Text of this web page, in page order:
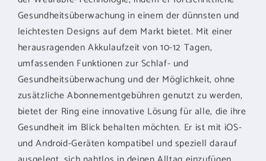
Gesundheitsüberwachung in einem der dünnsten und
leichtesten Designs auf dem Markt bietet. Mit einer
herausragenden Akkulaufzeit von 10-12 Tagen,
umfassenden Funktionen zur Schlaf- und
Gesundheitsüberwachung und der Möglichkeit, ohne
zusätzliche Abonnementgebühren genutzt zu werden,
bietet der Ring eine innovative Lösung für alle, die ihre
Gesundheit im Blick behalten möchten. Er ist mit iOS-
und Android-Geräten kompatibel und speziell darauf